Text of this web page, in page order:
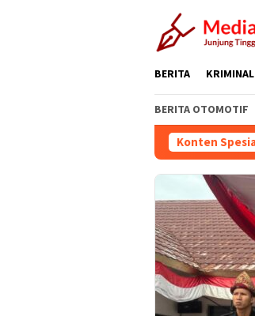
BERITA KRIMINAL
BERITA OTOMOTIF
Konten